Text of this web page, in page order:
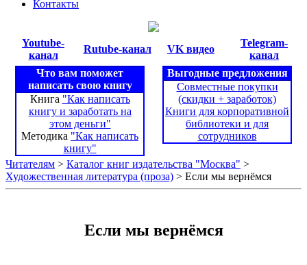
Контакты
Youtube-
канал
Rutube-канал VK видео
Telegram-
канал
Что вам поможет
написать свою книгу
Книга "Как написать
книгу и заработать на
этом деньги"
Методика "Как написать
книгу"
Выгодные предложения
Совместные покупки
(скидки + заработок)
Книги для корпоративной
библиотеки и для
сотрудников
Читателям > Каталог книг издательства "Москва" >
Художественная литература (проза) > Если мы вернёмся
Если мы вернёмся